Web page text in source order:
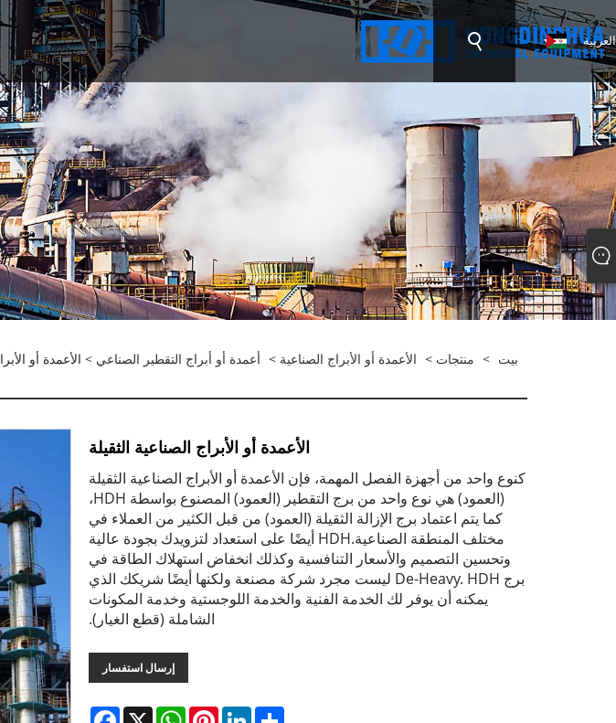
العربية
بيت > منتجات > الأعمدة أو الأبراج الصناعية > أعمدة أو أبراج التقطير الصناعي > الأعمدة أو
الأعمدة أو الأبراج الصناعية الثقيلة
كنوع واحد من أجهزة الفصل المهمة، فإن الأعمدة أو الأبراج الصناعية الثقيلة
(العمود) هي نوع واحد من برج التقطير (العمود) المصنوع بواسطة HDH،
كما يتم اعتماد برج الإزالة الثقيلة (العمود) من قبل الكثير من العملاء في
مختلف المنطقة الصناعية.HDH أيضًا على استعداد لتزويدك بجودة عالية
وتحسين التصميم والأسعار التنافسية وكذلك انخفاض استهلاك الطاقة في
برج De-Heavy. HDH ليست مجرد شركة مصنعة ولكنها أيضًا شريكك الذي
يمكنه أن يوفر لك الخدمة الفنية والخدمة اللوجستية وخدمة المكونات
الشاملة (قطع الغيار).
إرسال استفسار
Facebook X
WhatsAppPinterestLinkedInShare